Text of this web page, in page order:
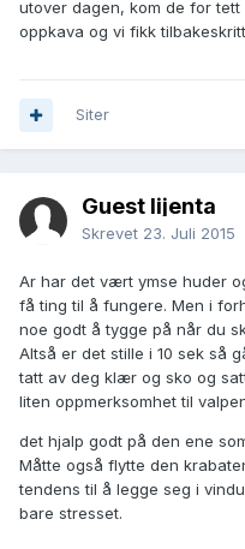
utover dagen, kom de for
oppkava og vi fikk
Siter
Guest lijenta
Skrevet 23. Juli 2015
Ar har det vært ymse huder
få ting til å fungere. Men i
noe godt å tygge på når du
Altså er det stille i 10 sek så
tatt av deg klær og sko og
liten oppmerksomhet til
det hjalp godt på den ene
Måtte også flytte den
tendens til å legge seg i
bare stresset.